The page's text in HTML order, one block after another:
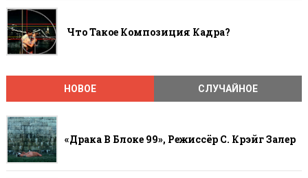
Что Такое Композиция Кадра?
НОВОЕ СЛУЧАЙНОЕ
«Драка В Блоке 99», Режиссёр С. Крэйг Залер